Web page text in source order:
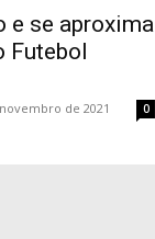
e se aproxima
Futebol
de 2021 0